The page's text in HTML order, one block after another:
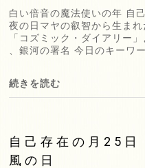
白い倍音の魔法使いの年 自
夜の日マヤの叡智から生ま
「コズミック・ダイアリー
、銀河の署名 今日のキーワ
続きを読む
自己存在の月25
風の日